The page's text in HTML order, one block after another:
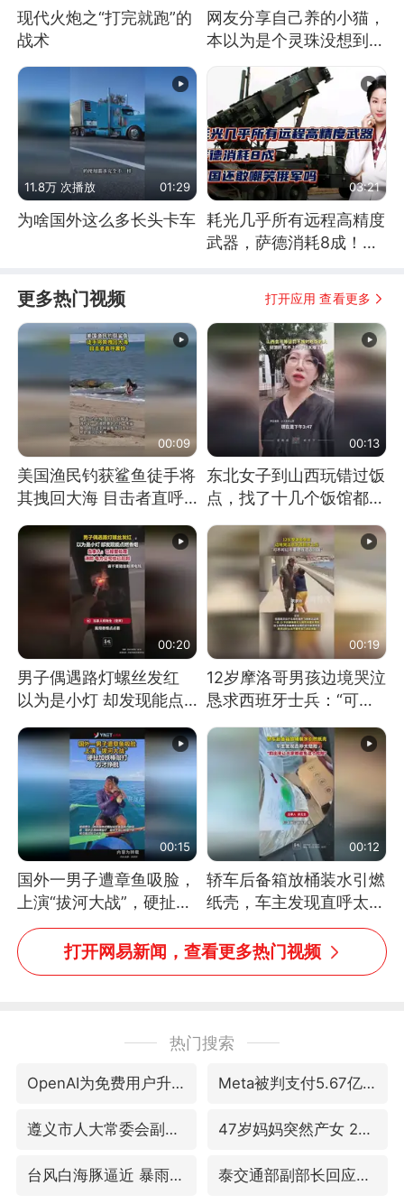
现代火炮之“打完就跑”的
战术
网友分享自己养的小猫，
本以为是个灵珠没想到是
11.8万 次播放 01:29
为啥国外这么多长头卡车
03:21
耗光几乎所有远程高精度
武器，萨德消耗8成！美
更多热门视频 打开应用 查看更多
00:09
美国渔民钓获鲨鱼徒手将
其拽回大海 目击者直呼
消息）
00:13
东北女子到山西玩错过饭
点，找了十几个饭馆都没
00:20
男子偶遇路灯螺丝发红
以为是小灯 却发现能点
处理
00:19
12岁摩洛哥男孩边境哭泣
恳求西班牙士兵：“可不
00:15
国外一男子遭章鱼吸脸，
上演“拔河大战”，硬扯加
铁棒敲打方才挣脱
00:12
轿车后备箱放桶装水引燃
纸壳，车主发现直呼太危
险，“拍出来让大家都避
免这个危险”
打开网易新闻，查看更多热门视频
热门搜索
OpenAI为免费用户升级GPT-5.6 Luna Meta被判支付5.67亿美元
遵义市人大常委会副主任刘东明被查 47岁妈妈突然产女 26岁女儿：很震惊
台风白海豚逼近 暴雨大暴雨来袭 泰交通部副部长回应中国游客遭歧视